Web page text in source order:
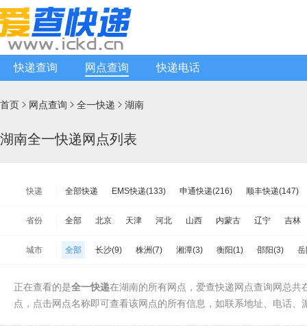
快递查询 网点查询 快递电话
首页  网点查询  全一快递  湖南
湖南全一快递网点列表
快递 全部快递 EMS快递(133) 申通快递(216) 顺丰快递(147)
增益快递(105) 安能物流(540) 苏宁快递(122) 全一快递
中铁物流(71) 品骏快递(125) 远成快运(86) 百世汇通快递
省份 全部 北京 天津 河北 山西 内蒙古 辽宁 吉林
江苏
海南
台湾省 香港 澳门
城市 全部 长沙(9) 株洲(7) 湘潭(3) 衡阳(1) 邵阳(3)
正在查看的是全一快递在湖南的所有网点，爱查快递网点查询网总共
点，点击网点名称即可查看该网点的所有信息，如联系地址、电话、